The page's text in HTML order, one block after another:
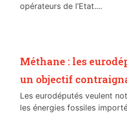
opérateurs de l’Etat....
Méthane : les
un objectif
Les eurodéputés veulent
les énergies fossiles